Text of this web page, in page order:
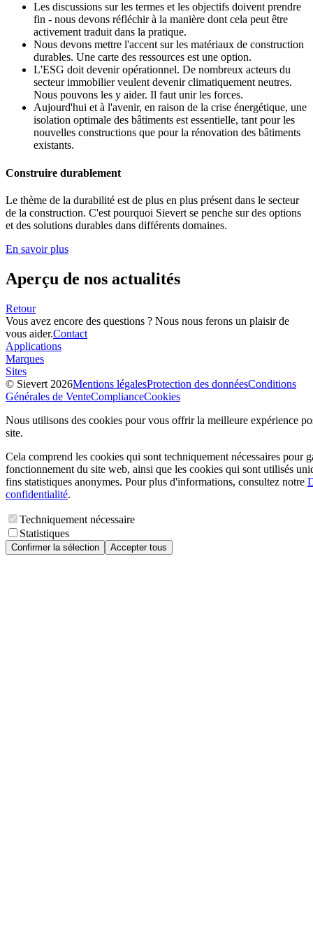
Les discussions sur les termes et les objectifs doivent prendre
fin - nous devons réfléchir à la manière dont cela peut être
activement traduit dans la pratique.
Nous devons mettre l'accent sur les matériaux de construction
durables. Une carte des ressources est une option.
L'ESG doit devenir opérationnel. De nombreux acteurs du
secteur immobilier veulent devenir climatiquement neutres.
Nous pouvons les y aider. Il faut unir les forces.
Aujourd'hui et à l'avenir, en raison de la crise énergétique, une
isolation optimale des bâtiments est essentielle, tant pour les
nouvelles constructions que pour la rénovation des bâtiments
existants.
Construire durablement
Le thème de la durabilité est de plus en plus présent dans le secteur
de la construction. C'est pourquoi Sievert se penche sur des options
et des solutions durables dans différents domaines.
En savoir plus
Aperçu de nos actualités
Retour
Vous avez encore des questions ? Nous nous ferons un plaisir de
vous aider.Contact
Applications
Marques
Sites
© Sievert 2026Mentions légalesProtection des donnéesConditions
Générales de VenteComplianceCookies
Nous utilisons des cookies pour vous offrir la meilleure expérience
site.
Cela comprend les cookies qui sont techniquement nécessaires pour
fonctionnement du site web, ainsi que les cookies qui sont utilisés
fins statistiques anonymes. Pour plus d'informations, consultez notre
confidentialité.
Techniquement nécessaire
Statistiques
Confirmer la sélection Accepter tous